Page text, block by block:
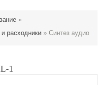
»
расходники » Синтез аудио
1